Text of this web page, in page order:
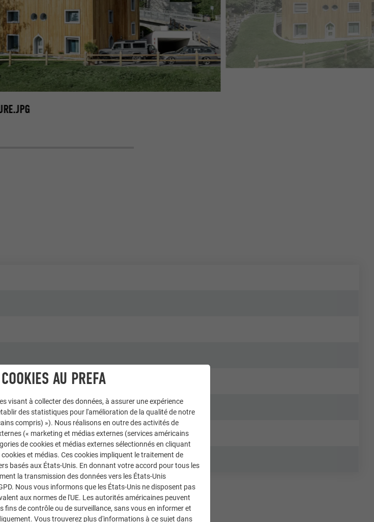
AU PREFA
visant à collecter des données, à assurer une expérience
des statistiques pour l'amélioration de la qualité de notre
compris) »). Nous réalisons en outre des activités de
(« marketing et médias externes (services américains
de cookies et médias externes sélectionnés en cliquant
et médias. Ces cookies impliquent le traitement de
basés aux États-Unis. En donnant votre accord pour tous les
la transmission des données vers les États-Unis
Nous vous informons que les États-Unis ne disposent pas
aux normes de l'UE. Les autorités américaines peuvent
fins de contrôle ou de surveillance, sans vous en informer et
Vous trouverez plus d'informations à ce sujet dans